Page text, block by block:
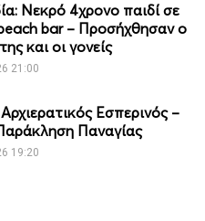
Νεκρό 4χρονο παιδί σε
bar – Προσήχθησαν ο
και οι γονείς
21:00
Εσπερινός –
Παναγίας
19:20